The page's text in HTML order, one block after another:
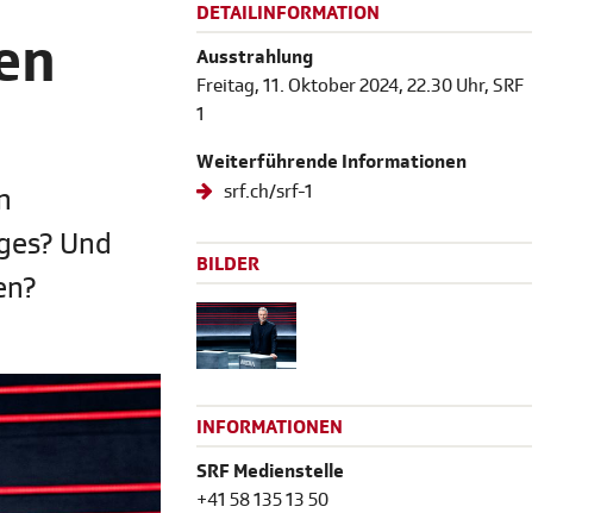
Und
DETAILINFORMATION
Ausstrahlung
Freitag, 11. Oktober 2024, 22.30 Uhr, SRF
1
Weiterführende Informationen
srf.ch/srf-1
BILDER
INFORMATIONEN
SRF Medienstelle
+41 58 135 13 50